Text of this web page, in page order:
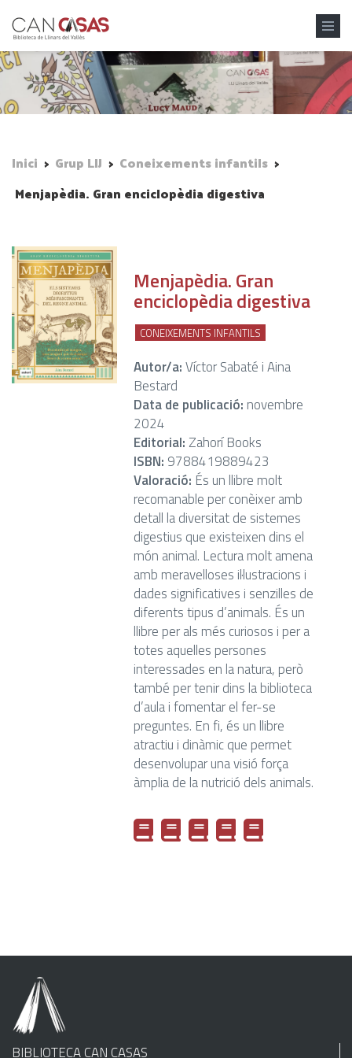
Inici > Grup LIJ > Coneixements infantils >
Menjapèdia. Gran enciclopèdia digestiva
Menjapèdia. Gran
enciclopèdia digestiva
CONEIXEMENTS INFANTILS
Autor/a:Víctor Sabaté i Aina
Bestard
Data de publicació: novembre
2024
Editorial: Zahorí Books
ISBN: 9788419889423
Valoració: És un llibre molt
recomanable per conèixer amb
detall la diversitat de sistemes
digestius que existeixen dins el
món animal. Lectura molt amena
amb meravelloses il·lustracions i
dades significatives i senzilles de
diferents tipus d’animals. És un
llibre per als més curiosos i per a
totes aquelles persones
interessades en la natura, però
també per tenir dins la biblioteca
d’aula i fomentar el fer-se
preguntes. En fi, és un llibre
atractiu i dinàmic que permet
desenvolupar una visió força
àmplia de la nutrició dels animals.
BIBLIOTECA CAN CASAS